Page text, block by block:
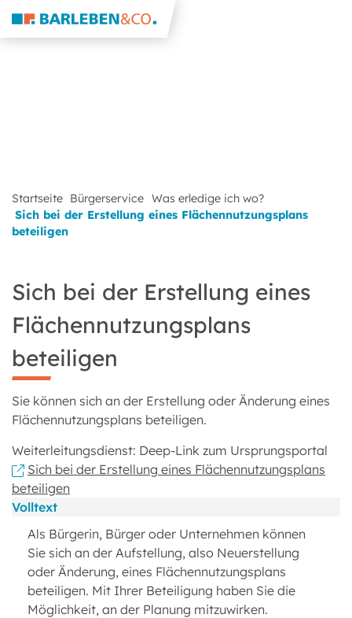
Startseite Bürgerservice Was erledige ich wo?
Sich bei der Erstellung eines Flächennutzungsplans
beteiligen
Sich bei der Erstellung eines
Flächennutzungsplans
beteiligen
Sie können sich an der Erstellung oder Änderung eines
Flächennutzungsplans beteiligen.
Weiterleitungsdienst: Deep-Link zum Ursprungsportal
Sich bei der Erstellung eines Flächennutzungsplans
beteiligen
Volltext
Als Bürgerin, Bürger oder Unternehmen können
Sie sich an der Aufstellung, also Neuerstellung
oder Änderung, eines Flächennutzungsplans
beteiligen. Mit Ihrer Beteiligung haben Sie die
Möglichkeit, an der Planung mitzuwirken.